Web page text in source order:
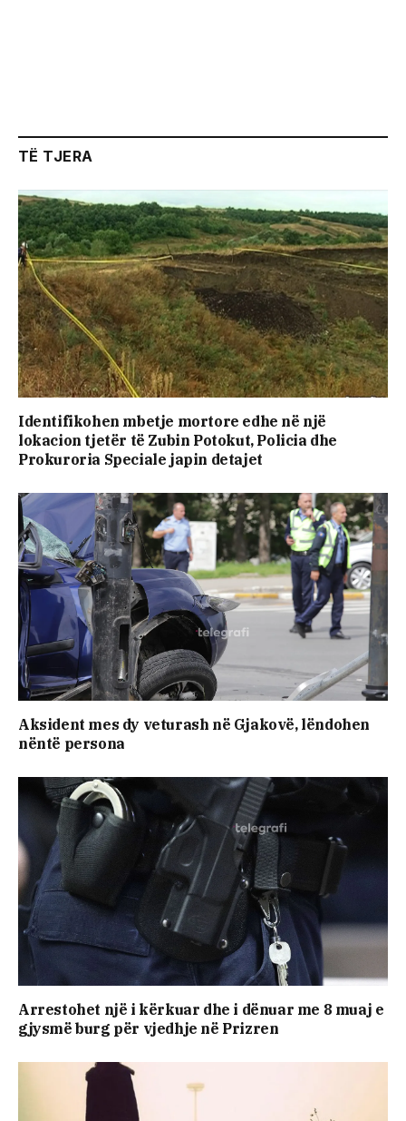
TË TJERA
Identifikohen mbetje mortore edhe në një
lokacion tjetër të Zubin Potokut, Policia dhe
Prokuroria Speciale japin detajet
Aksident mes dy veturash në Gjakovë, lëndohen
nëntë persona
Arrestohet një i kërkuar dhe i dënuar me 8 muaj e
gjysmë burg për vjedhje në Prizren